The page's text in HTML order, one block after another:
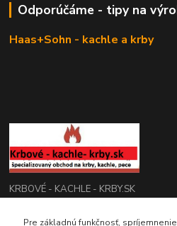
Odporúčáme - tipy na
Haas+Sohn - kachle a krby
KRBOVÉ - KACHLE - KRBY.SK
Pre základnú funkčnosť,